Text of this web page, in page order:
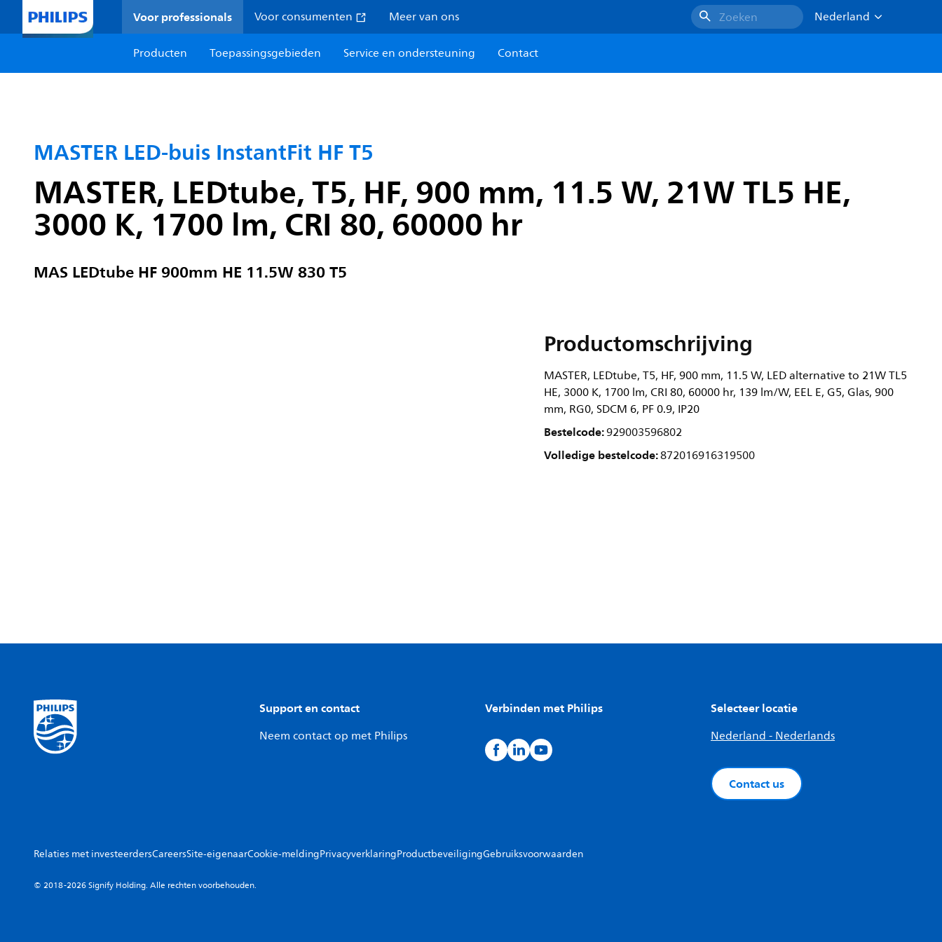
Voor professionals Voor consumenten Meer van ons Zoeken
Nederland
Producten
Toepassingsgebieden Service en ondersteuning Contact
MASTER LED-buis InstantFit HF T5
MASTER, LEDtube, T5, HF, 900 mm, 11.5 W, 21W TL5 HE,
3000 K, 1700 lm, CRI 80, 60000 hr
MAS LEDtube HF 900mm HE 11.5W 830 T5
Productomschrijving
MASTER, LEDtube, T5, HF, 900 mm, 11.5 W, LED alternative to 21W TL5
HE, 3000 K, 1700 lm, CRI 80, 60000 hr, 139 lm/W, EEL E, G5, Glas, 900
mm, RG0, SDCM 6, PF 0.9, IP20
Bestelcode:929003596802
Volledige bestelcode:872016916319500
Support en contact
Neem contact op met Philips
Verbinden met Philips Selecteer locatie
Nederland - Nederlands
Contact us
Relaties met investeerdersCareersSite-eigenaarCookie-meldingPrivacyverklaringProductbeveiligingGebruiksvoorwaarden
© 2018-2026 Signify Holding. Alle rechten voorbehouden.